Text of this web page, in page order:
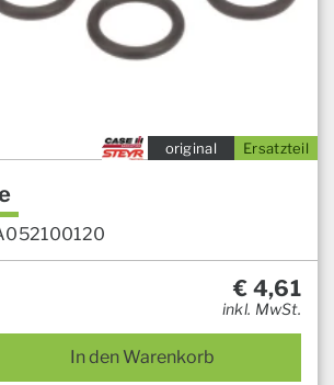
Ersatzteil
original
€ 4,61
inkl. MwSt.
In den Warenkorb